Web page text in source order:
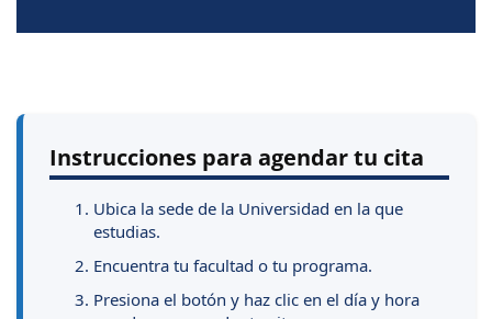
Instrucciones para agendar tu cita
Ubica la sede de la Universidad en la que
estudias.
Encuentra tu facultad o tu programa.
Presiona el botón y haz clic en el día y hora